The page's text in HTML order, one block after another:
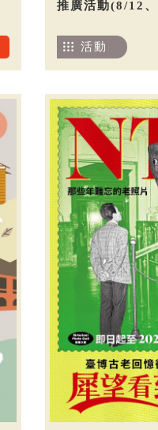
推廣活動(8/12
活動